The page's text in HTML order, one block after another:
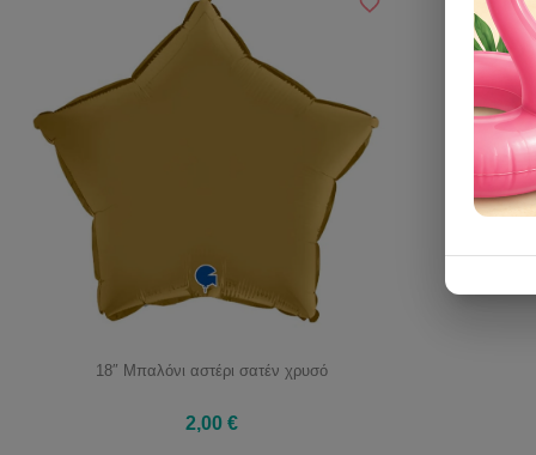
18″ Μπαλόνι αστέρι σατέν χρυσό
2,00 €